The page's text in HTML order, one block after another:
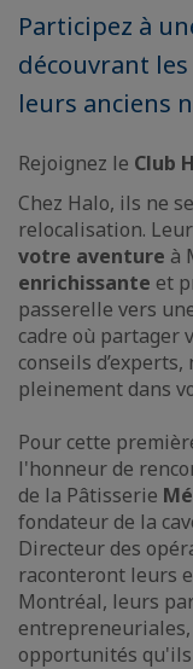
Participez à
découvrant
leurs anciens
Rejoignez le Club
Chez Halo, ils ne
relocalisation.
votre aventure à
enrichissante et
passerelle vers
cadre où partager
conseils
pleinement dans
Pour cette
l'honneur de
de la Pâtisserie
fondateur de la
Directeur des
raconteront leurs
Montréal, leurs
opportunités